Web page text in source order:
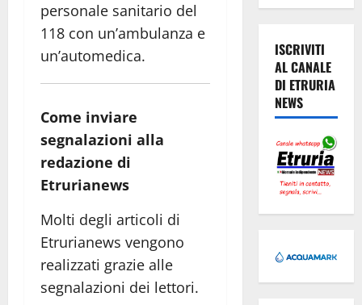
personale sanitario del
118 con un’ambulanza e
un’automedica.
Come inviare
segnalazioni alla
redazione di
Etrurianews
Molti degli articoli di
Etrurianews vengono
realizzati grazie alle
segnalazioni dei lettori.
ISCRIVITI
AL CANALE
DI ETRURIA
NEWS